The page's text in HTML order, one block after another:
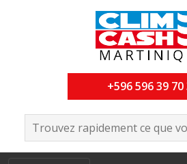
+596 596 39 70